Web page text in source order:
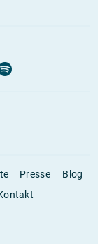
(deutsch)
Presse
Blog